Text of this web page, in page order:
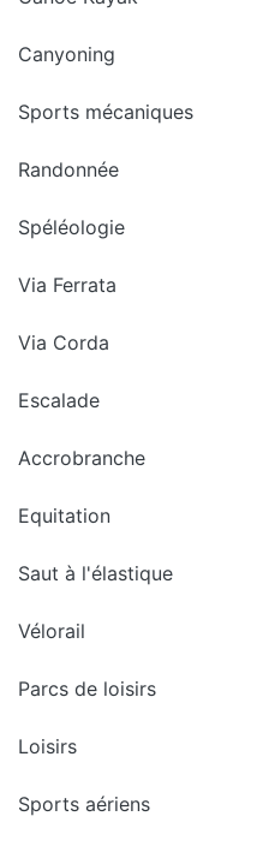
Canyoning
Sports mécaniques
Randonnée
Spéléologie
Via Ferrata
Via Corda
Escalade
Accrobranche
Equitation
Saut à l'élastique
Vélorail
Parcs de loisirs
Loisirs
Sports aériens